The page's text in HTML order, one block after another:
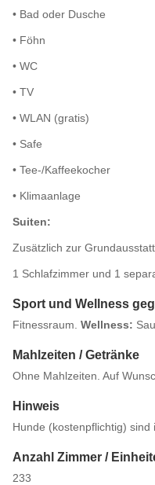
• Bad oder Dusche
• Föhn
• WC
• TV
• WLAN (gratis)
• Safe
• Tee-/Kaffeekocher
• Klimaanlage
Suiten:
Zusätzlich zur
1 Schlafzimmer und 1
Sport und Wellness
Fitnessraum. Wellness:
Mahlzeiten / Getränke
Ohne Mahlzeiten. Auf
Hinweis
Hunde (kostenpflichtig) sind
Anzahl Zimmer /
233